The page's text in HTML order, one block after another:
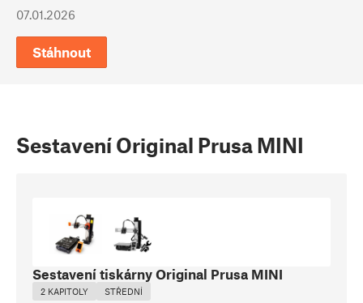
07.01.2026
Stáhnout
Sestavení Original Prusa MINI
Sestavení tiskárny Original Prusa MINI
2 KAPITOLY STŘEDNÍ